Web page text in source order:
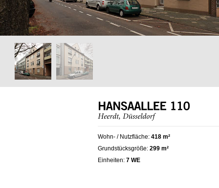
Wohn- / Nutzfläche: 418 m²
Grundstücksgröße: 299 m²
Einheiten: 7 WE